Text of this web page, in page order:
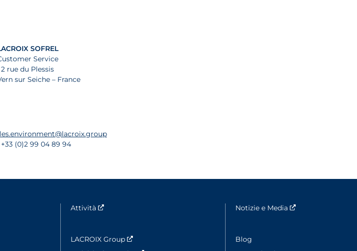
SOFREL
Service
2 rue du Plessis
sur Seiche – France
(0)2 99 04 89 94
Attività Nouvelle fenêtre
LACROIX Group
Nouvelle fenêtre
Notizie e Media
Blog